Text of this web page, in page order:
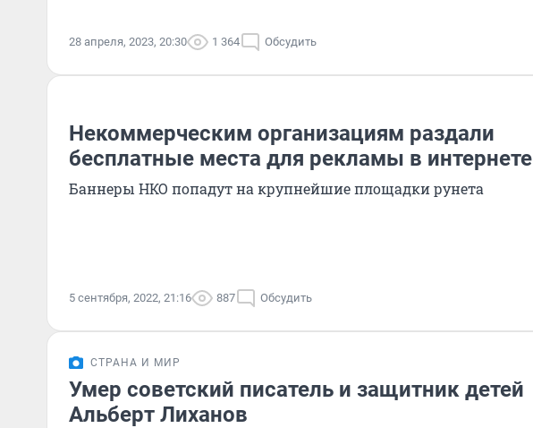
28 апреля, 2023, 20:30 1 364 Обсудить
Некоммерческим организациям раздали
бесплатные места для рекламы в интернете
Баннеры НКО попадут на крупнейшие площадки рунета
5 сентября, 2022, 21:16 887 Обсудить
СТРАНА И МИР
Умер советский писатель и защитник детей
Альберт Лиханов